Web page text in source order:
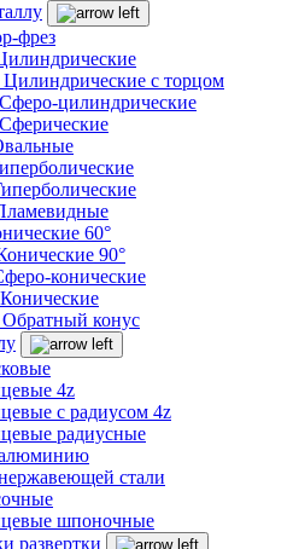
фрез
с торцом
цилиндрические
60°
90°
конические
конус
4z
с радиусом 4z
радиусные
стали
шпоночные
развертки